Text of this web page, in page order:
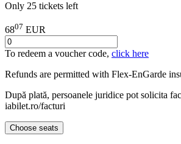
Only 25 tickets left
6807 EUR
To redeem a voucher code, click here
Refunds are permitted with Flex-EnGarde
După plată, persoanele juridice pot solicita
iabilet.ro/facturi
Choose seats